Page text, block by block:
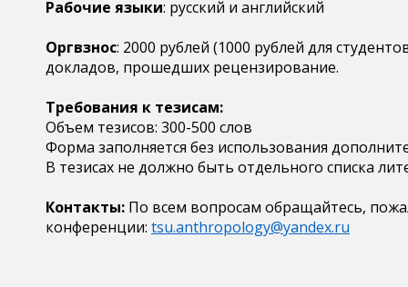
Рабочие языки: русский и английский
Оргвзнос: 2000 рублей (1000 рублей для
докладов, прошедших рецензирование.
Требования к тезисам:
Объем тезисов: 300-500 слов
Форма заполняется без использования
В тезисах не должно быть отдельного списка
Контакты: По всем вопросам обращайтесь,
конференции: tsu.anthropology@yandex.ru